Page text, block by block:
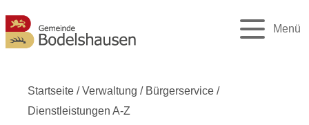
Menü
Startseite /Verwaltung / Bürgerservice /
Dienstleistungen A-Z